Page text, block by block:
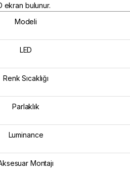
ekran bulunur.
Modeli
LED
Renk Sıcaklığı
Parlaklık
Luminance
Montajı